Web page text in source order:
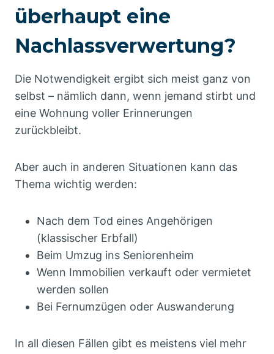
überhaupt eine
Nachlassverwertung?
Die Notwendigkeit ergibt sich meist ganz von
selbst – nämlich dann, wenn jemand stirbt und
eine Wohnung voller Erinnerungen
zurückbleibt.
Aber auch in anderen Situationen kann das
Thema wichtig werden:
Nach dem Tod eines Angehörigen
(klassischer Erbfall)
Beim Umzug ins Seniorenheim
Wenn Immobilien verkauft oder vermietet
werden sollen
Bei Fernumzügen oder Auswanderung
In all diesen Fällen gibt es meistens viel mehr